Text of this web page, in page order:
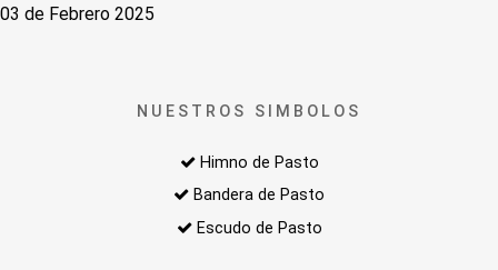
03 de Febrero 2025
NUESTROS SIMBOLOS
Himno de Pasto
Bandera de Pasto
Escudo de Pasto